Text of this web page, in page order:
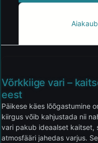
Võrkkiige vari –
eest
Päikese käes lõõgastumine
kiirgus võib kahjustada nii
vari pakub ideaalset kaitset,
atmosfääri jahedas varjus.